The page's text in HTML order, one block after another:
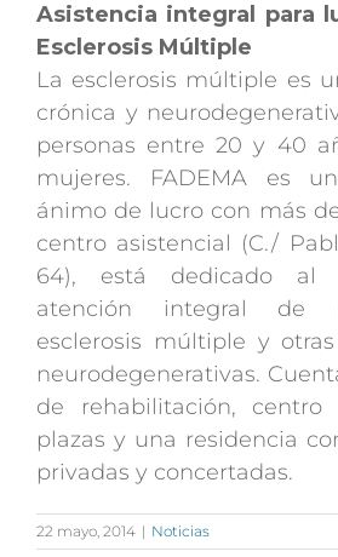
Asistencia integral para
Esclerosis Múltiple
La esclerosis múltiple es
crónica y
personas entre 20 y 40
mujeres. FADEMA es
ánimo de lucro con más
centro asistencial (C./
64), está dedicado al
atención integral de
esclerosis múltiple y
neurodegenerativas.
de rehabilitación,
plazas y una residencia
privadas y concertadas.
22 mayo, 2014 | Noticias